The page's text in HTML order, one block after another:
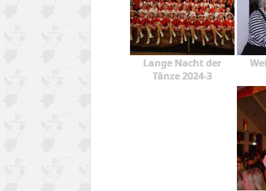
Lange Nacht der
Tänze 2024-3